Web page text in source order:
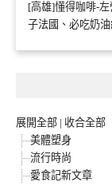
[高雄]懂得咖啡-
子法國、必吃奶
展開全部 | 收合全部
美體塑身
流行時尚
愛食記新文章